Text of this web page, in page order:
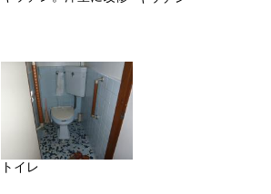
トイレ